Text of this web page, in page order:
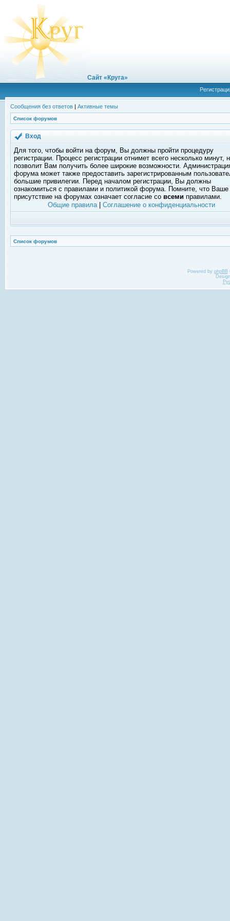
Сайт «Круга»
Сообщения без ответов | Активные темы
Список форумов
Вход
Для того, чтобы войти на форум, Вы должны пройти процедуру
регистрации. Процесс регистрации отнимет всего несколько минут,
позволит Вам получить более широкие возможности.
форума может также предоставить зарегистрированным
большие привилегии. Перед началом регистрации, Вы должны
ознакомиться с правилами и политикой форума. Помните, что Ваше
присутствие на форумах означает согласие со всеми правилами.
Общие правила| Соглашение о конфиденциальности
Список форумов
Powered by phpBB